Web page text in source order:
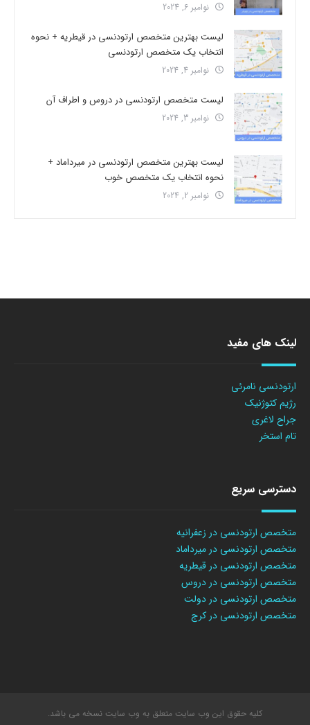
نوامبر 6, 2024
لیست بهترین متخصص ارتودنسی در قیطریه + نحوه
انتخاب یک متخصص ارتودنسی
نوامبر 4, 2024
لیست متخصص ارتودنسی در دروس و اطراف آن
نوامبر 3, 2024
لیست بهترین متخصص ارتودنسی در میرداماد +
نحوه انتخاب یک متخصص خوب
نوامبر 2, 2024
لینک های مفید
ارتودنسی نامرئی
رژیم کتوژنیک
جراح لاغری
تام استخر
دسترسی سریع
متخصص ارتودنسی در زعفرانیه
متخصص ارتودنسی در میرداماد
متخصص ارتودنسی در قیطریه
متخصص ارتودنسی در دروس
متخصص ارتودنسی در دولت
متخصص ارتودنسی در کرج
کلیه حقوق این وب سایت متعلق به وب سایت نسخه می باشد.